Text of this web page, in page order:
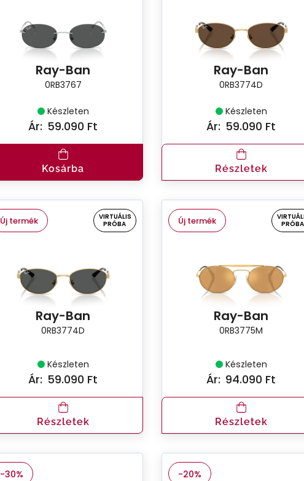
Ray-Ban
0RB3767
Készleten
Ár: 59.090 Ft
Kosárba
Ray-Ban
0RB3774D
Készleten
Ár: 59.090 Ft
Részletek
Új termék
VIRTUÁLIS
PRÓBA
Ray-Ban
0RB3774D
Készleten
Ár: 59.090 Ft
Részletek
Új termék
PRÓBA
Ray-Ban
0RB3775M
Készleten
Ár: 94.090 Ft
Részletek
-30% -20%